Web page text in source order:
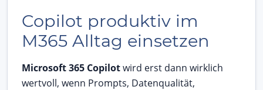
Copilot produktiv im
M365 Alltag einsetzen
Microsoft 365 Copilotwird erst dann wirklich
wertvoll, wenn Prompts, Datenqualität,